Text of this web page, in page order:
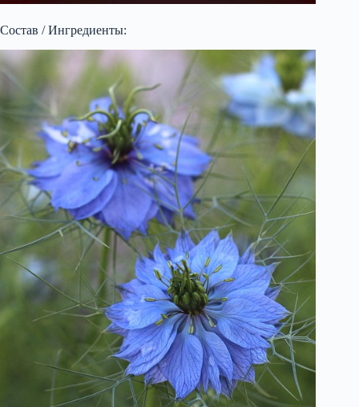
Состав / Ингредиенты: